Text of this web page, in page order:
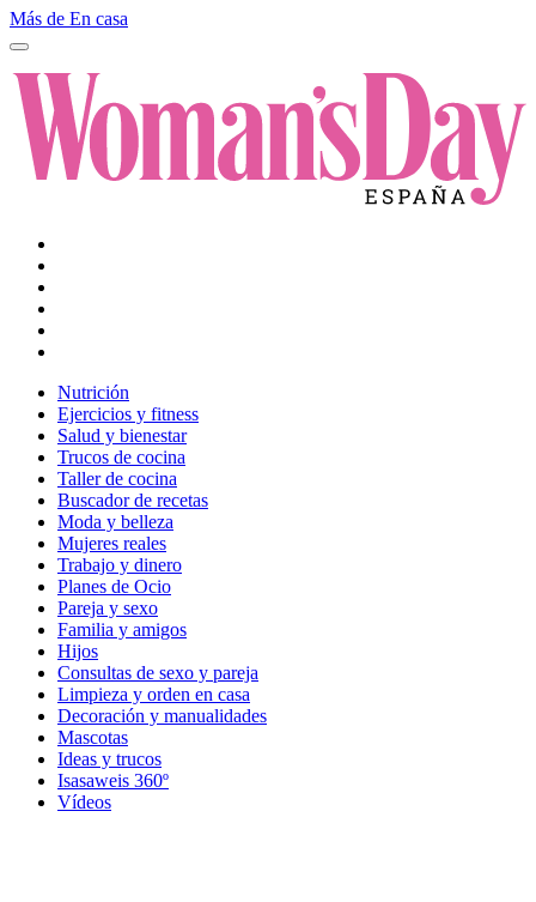
Más de En casa
Nutrición
Ejercicios y fitness
Salud y bienestar
Trucos de cocina
Taller de cocina
Buscador de recetas
Moda y belleza
Mujeres reales
Trabajo y dinero
Planes de Ocio
Pareja y sexo
Familia y amigos
Hijos
Consultas de sexo y pareja
Limpieza y orden en casa
Decoración y manualidades
Mascotas
Ideas y trucos
Isasaweis 360º
Vídeos